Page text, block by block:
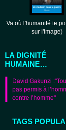
Va où l'humanité te
sur l'image)
LA DIGNITÉ
HUMAINE…
David Gakunzi
pas permis à
contre l’homme"
TAGS